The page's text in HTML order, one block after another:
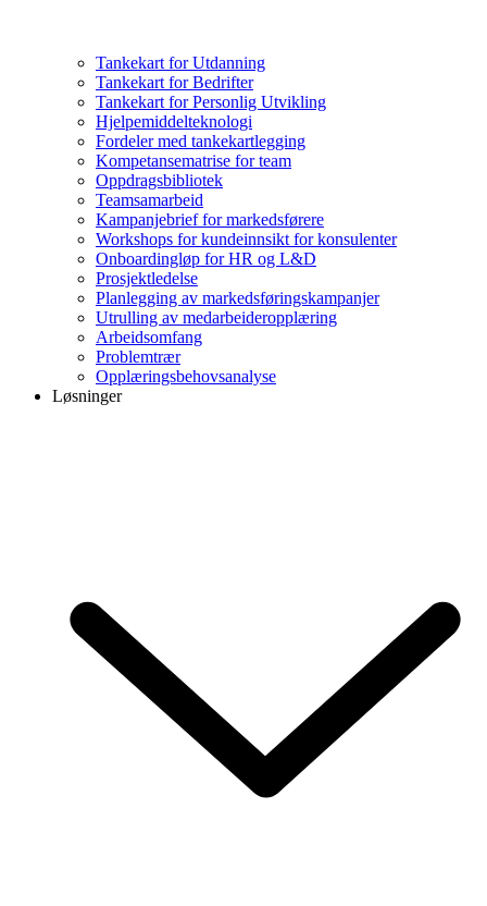
Tankekart for Utdanning
Tankekart for Bedrifter
Tankekart for Personlig Utvikling
Hjelpemiddelteknologi
Fordeler med tankekartlegging
Kompetansematrise for team
Oppdragsbibliotek
Teamsamarbeid
Kampanjebrief for markedsførere
Workshops for kundeinnsikt for konsulenter
Onboardingløp for HR og L&D
Prosjektledelse
Planlegging av markedsføringskampanjer
Utrulling av medarbeideropplæring
Arbeidsomfang
Problemtrær
Opplæringsbehovsanalyse
Løsninger